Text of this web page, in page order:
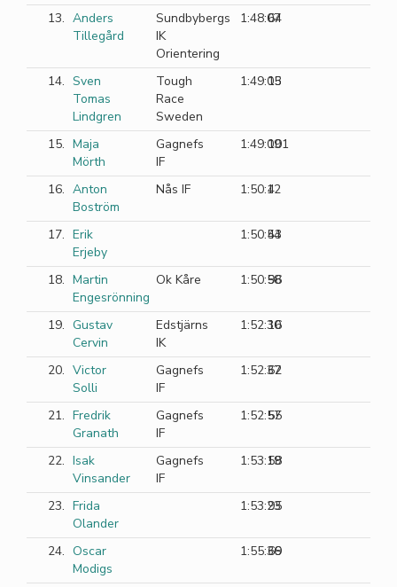
13. Anders
Tillegård
Sundbybergs
IK
Orientering
1:48:07
64
14. Sven
Tomas
Lindgren
Tough
Race
Sweden
1:49:05
13
15. Maja
Mörth
Gagnefs
IF
1:49:09
101
16. Anton
Boström
Nås IF 1:50:12
4
17. Erik
Erjeby
1:50:54
43
18. Martin
Engesrönning
Ok Kåre 1:50:58
96
19. Gustav
Cervin
Edstjärns
IK
1:52:30
16
20. Victor
Solli
Gagnefs
IF
1:52:37
62
21. Fredrik
Granath
Gagnefs
IF
1:52:57
55
22. Isak
Vinsander
Gagnefs
IF
1:53:19
58
23. Frida
Olander
1:53:23
95
24. Oscar
Modigs
1:55:36
69